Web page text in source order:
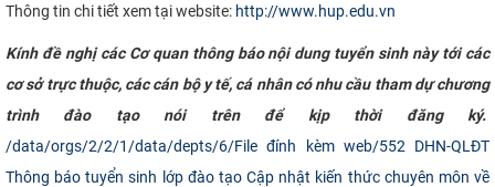
Thông tin chi tiết xem tại website: http://www.hup.edu.vn
Kính đề nghị các Cơ quan thông báo nội dung tuyển sinh này tới các
cơ sở trực thuộc, các cán bộ y tế, cá nhân có nhu cầu tham dự chương
trình đào tạo nói trên để kịp thời đăng ký.
/data/orgs/2/2/1/data/depts/6/File đính kèm web/552 DHN-QLĐT
Thông báo tuyển sinh lớp đào tạo Cập nhật kiến thức chuyên môn về